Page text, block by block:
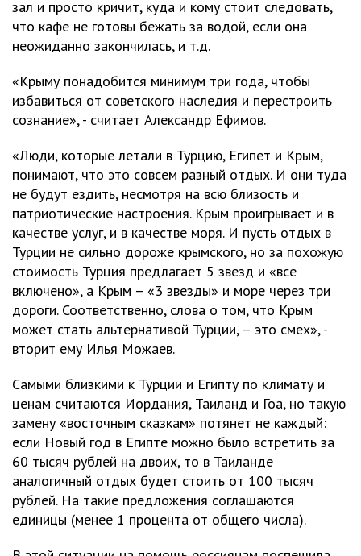
зал и просто кричит, куда и кому стоит следовать,
что кафе не готовы бежать за водой, если она
неожиданно закончилась, и т.д.
«Крыму понадобится минимум три года, чтобы
избавиться от советского наследия и перестроить
сознание», - считает Александр Ефимов.
«Люди, которые летали в Турцию, Египет и Крым,
понимают, что это совсем разный отдых. И они туда
не будут ездить, несмотря на всю близость и
патриотические настроения. Крым проигрывает и в
качестве услуг, и в качестве моря. И пусть отдых в
Турции не сильно дороже крымского, но за похожую
стоимость Турция предлагает 5 звезд и «все
включено», а Крым – «3 звезды» и море через три
дороги. Соответственно, слова о том, что Крым
может стать альтернативой Турции, – это смех», -
вторит ему Илья Можаев.
Самыми близкими к Турции и Египту по климату и
ценам считаются Иордания, Таиланд и Гоа, но такую
замену «восточным сказкам» потянет не каждый:
если Новый год в Египте можно было встретить за
60 тысяч рублей на двоих, то в Таиланде
аналогичный отдых будет стоить от 100 тысяч
рублей. На такие предложения соглашаются
единицы (менее 1 процента от общего числа).